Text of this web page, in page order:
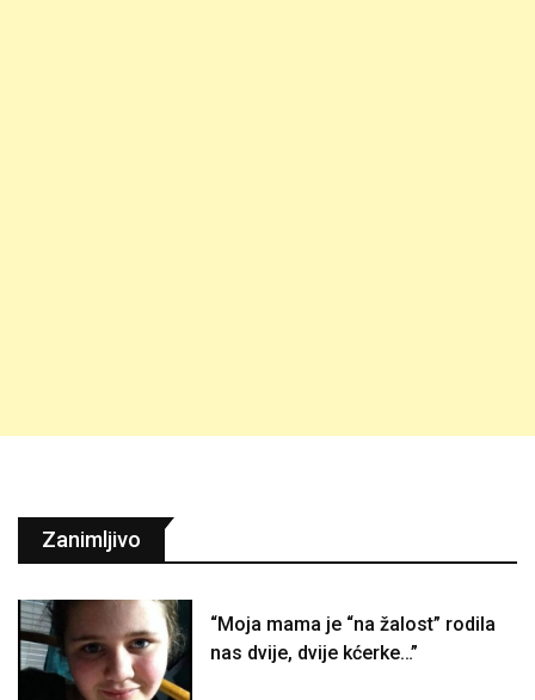
Zanimljivo
“Moja mama je “na žalost” rodila
nas dvije, dvije kćerke…”